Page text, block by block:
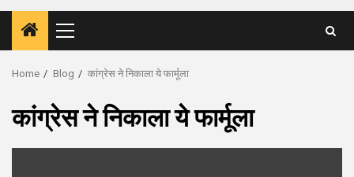
Primary
Menu
Home Blog कांग्रेस ने निकाला ये फार्मूला
कांग्रेस ने निकाला ये फार्मूला